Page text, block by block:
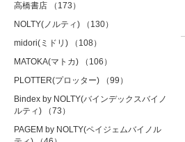
高橋書店
（173）
NOLTY(ノルティ)
（130）
midori(ミドリ)
（108）
MATOKA(マトカ)
（106）
PLOTTER(プロッター)
（99）
Bindex by NOLTY(バインデックスバイノ
ルティ)
（73）
PAGEM by NOLTY(ペイジェムバイノル